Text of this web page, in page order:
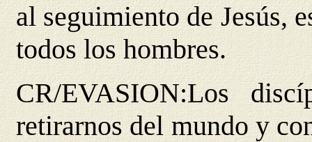
al seguimiento de Jesús,
todos los hombres.
CR/EVASION:Los
retirarnos del mundo y